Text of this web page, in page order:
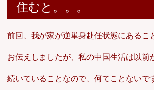
住むと。。。
前回、我が家が逆単身赴任状態にあるこ
お伝えしましたが、私の中国生活は以前
続いていることなので、何てことないで